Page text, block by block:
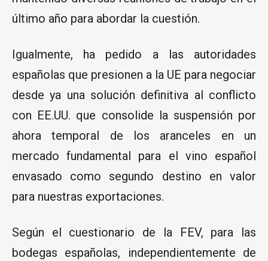
último año para abordar la cuestión.
Igualmente, ha pedido a las autoridades
españolas que presionen a la UE para negociar
desde ya una solución definitiva al conflicto
con EE.UU. que consolide la suspensión por
ahora temporal de los aranceles en un
mercado fundamental para el vino español
envasado como segundo destino en valor
para nuestras exportaciones.
Según el cuestionario de la FEV, para las
bodegas españolas, independientemente de